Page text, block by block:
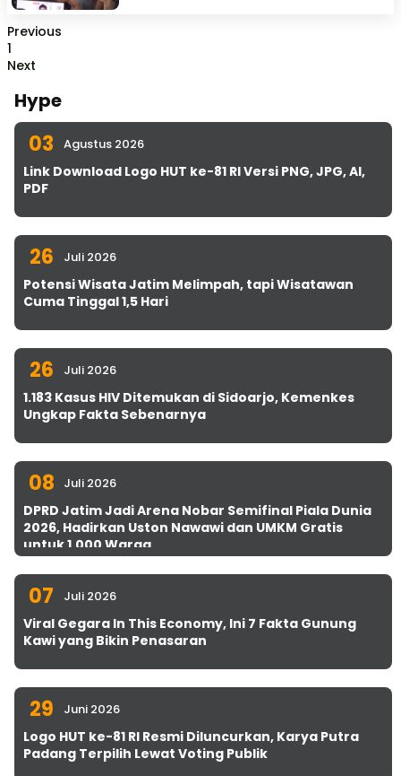
Previous
1
Next
Hype
03 Agustus 2026
Link Download Logo HUT ke-81 RI Versi PNG, JPG, AI,
PDF
26 Juli 2026
Potensi Wisata Jatim Melimpah, tapi Wisatawan
Cuma Tinggal 1,5 Hari
26 Juli 2026
1.183 Kasus HIV Ditemukan di Sidoarjo, Kemenkes
Ungkap Fakta Sebenarnya
08 Juli 2026
DPRD Jatim Jadi Arena Nobar Semifinal Piala Dunia
2026, Hadirkan Uston Nawawi dan UMKM Gratis
untuk 1.000 Warga
07 Juli 2026
Viral Gegara In This Economy, Ini 7 Fakta Gunung
Kawi yang Bikin Penasaran
29 Juni 2026
Logo HUT ke-81 RI Resmi Diluncurkan, Karya Putra
Padang Terpilih Lewat Voting Publik